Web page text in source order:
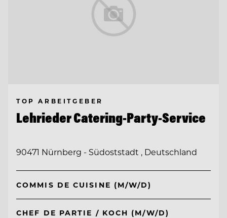
TOP ARBEITGEBER
Lehrieder Catering-Party-Service
90471 Nürnberg - Südoststadt , Deutschland
COMMIS DE CUISINE (M/W/D)
CHEF DE PARTIE / KOCH (M/W/D)